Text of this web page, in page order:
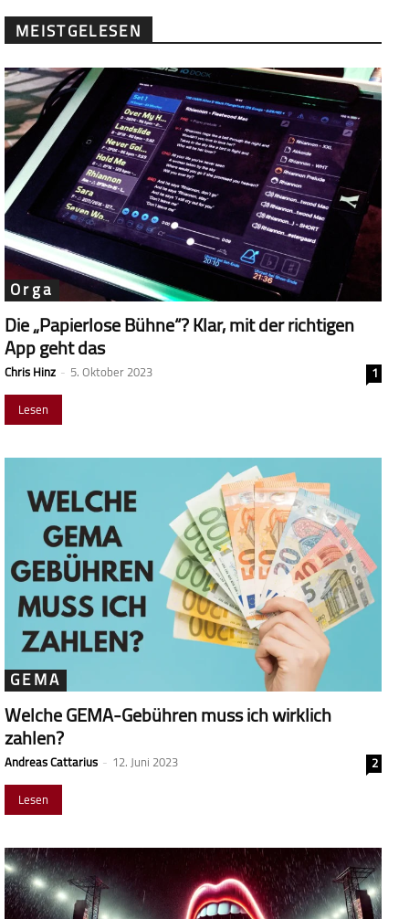
MEISTGELESEN
Orga
Die „Papierlose Bühne“? Klar, mit der richtigen
App geht das
Chris Hinz -
Lesen
GEMA
Welche GEMA-Gebühren muss ich wirklich
zahlen?
Andreas Cattarius
Lesen